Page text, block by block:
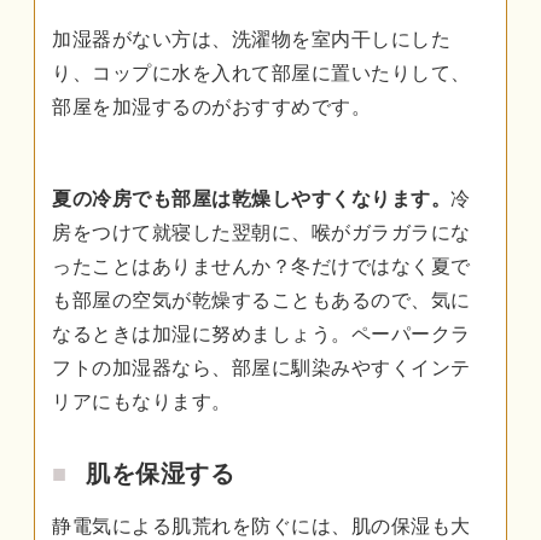
加湿器がない方は、洗濯物を室内干しにした
り、コップに水を入れて部屋に置いたりして、
部屋を加湿するのがおすすめです。
夏の冷房でも部屋は乾燥しやすくなります。 冷
房をつけて就寝した翌朝に、喉がガラガラにな
ったことはありませんか？冬だけではなく夏で
も部屋の空気が乾燥することもあるので、気に
なるときは加湿に努めましょう。ペーパークラ
フトの加湿器なら、部屋に馴染みやすくインテ
リアにもなります。
肌を保湿する
静電気による肌荒れを防ぐには、肌の保湿も大